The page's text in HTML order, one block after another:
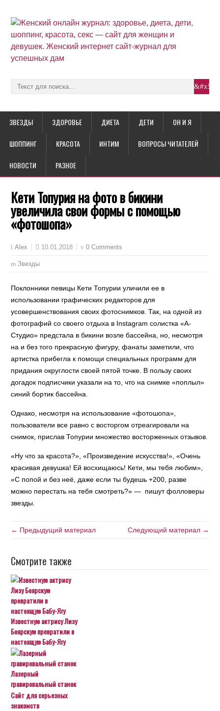
ЗВЕЗДЫ ЗДОРОВЬЕ ДИЕТА ДЕТИ ОН И Я
ШОППИНГ КРАСОТА ИНТИМ ВОПРОСЫ ЧИТАТЕЛЕЙ
НОВОСТИ РАЗНОЕ
Кети Топурия на фото в бикини
увеличила свои формы с помощью
«фотошопа»
Alex 10.01.2018 0 Comments
Звезды
Поклонники певицы Кети Топурии уличили ее в
использовании графических редакторов для
усовершенствования своих фотоснимков. Так, на одной из
фотографий со своего отдыха в Instagram солистка «А-
Студио» предстала в бикини возле бассейна, но, несмотря
на и без того прекрасную фигуру, фанаты заметили, что
артистка прибегла к помощи специальных программ для
придания округлости своей пятой точке. В пользу своих
догадок подписчики указали на то, что на снимке «поплыл»
синий бортик бассейна.
Однако, несмотря на использование «фотошопа»,
пользователи все равно с восторгом отреагировали на
снимок, прислав Топурии множество восторженных отзывов.
«Ну что за красота?», «Произведение искусства!», «Очень
красивая девушка! Ей восхищаюсь! Кети, мы тебя любим»,
«С попой и без неё, даже если ты будешь +200, разве
можно перестать на тебя смотреть?» — пишут фолловеры
звезды.
← Предыдущий материал Следующий материал →
Смотрите также
Известную актрису Лизу
Боярскую превратили в
настоящую Бабу-Ягу
Лазерный
гравировальный станок
Сайт для серьезных
знакомств